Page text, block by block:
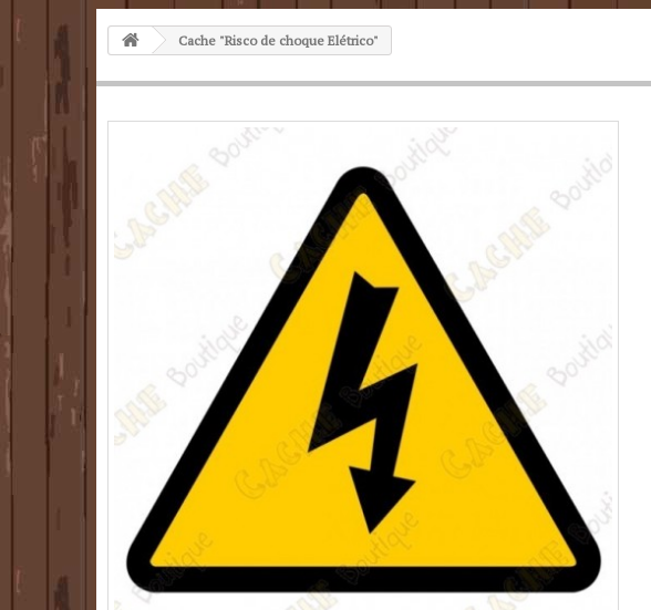
Cache "Risco de choque Elétrico"